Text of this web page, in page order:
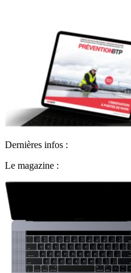
Dernières infos :
Le magazine :